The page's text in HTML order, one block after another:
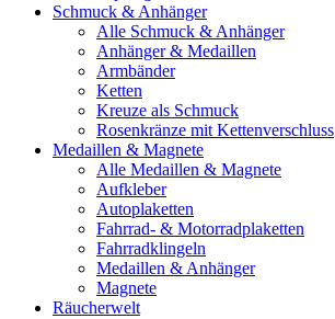
Schmuck & Anhänger
Alle Schmuck & Anhänger
Anhänger & Medaillen
Armbänder
Ketten
Kreuze als Schmuck
Rosenkränze mit Kettenverschluss
Medaillen & Magnete
Alle Medaillen & Magnete
Aufkleber
Autoplaketten
Fahrrad- & Motorradplaketten
Fahrradklingeln
Medaillen & Anhänger
Magnete
Räucherwelt